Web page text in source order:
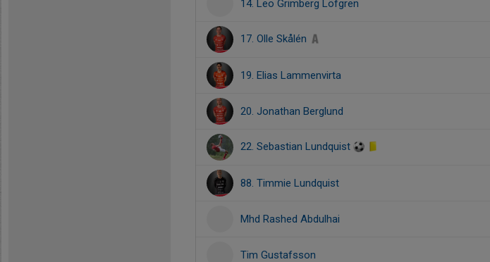
14. Leo Grimberg Löfgren
17. Olle Skålén
19. Elias Lammenvirta
20. Jonathan Berglund
22. Sebastian Lundquist
88. Timmie Lundquist
Mhd Rashed Abdulhai
Tim Gustafsson